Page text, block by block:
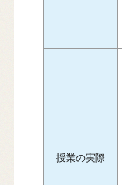
授業の実際